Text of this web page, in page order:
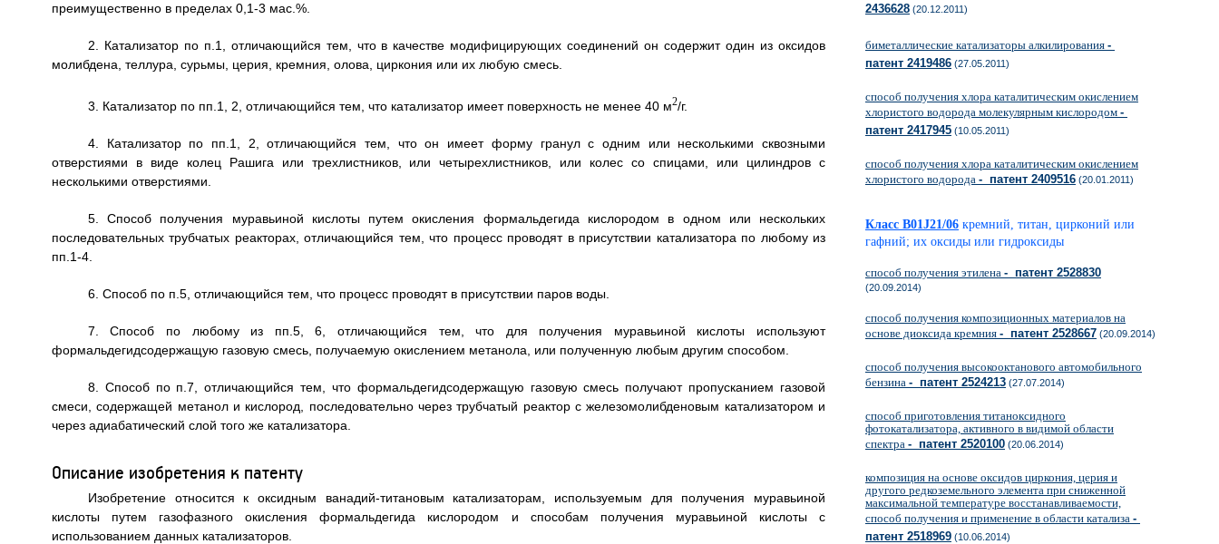
преимущественно в пределах 0,1-3 мас.%.
2. Катализатор по п.1, отличающийся тем, что в качестве модифицирующих соединений он содержит один из оксидов
молибдена, теллура, сурьмы, церия, кремния, олова, циркония или их любую смесь.
3. Катализатор по пп.1, 2, отличающийся тем, что катализатор имеет поверхность не менее 40 м2/г.
4. Катализатор по пп.1, 2, отличающийся тем, что он имеет форму гранул с одним или несколькими сквозными
отверстиями в виде колец Рашига или трехлистников, или четырехлистников, или колес со спицами, или цилиндров с
несколькими отверстиями.
5. Способ получения муравьиной кислоты путем окисления формальдегида кислородом в одном или нескольких
последовательных трубчатых реакторах, отличающийся тем, что процесс проводят в присутствии катализатора по любому из
пп.1-4.
6. Способ по п.5, отличающийся тем, что процесс проводят в присутствии паров воды.
7. Способ по любому из пп.5, 6, отличающийся тем, что для получения муравьиной кислоты используют
формальдегидсодержащую газовую смесь, получаемую окислением метанола, или полученную любым другим способом.
8. Способ по п.7, отличающийся тем, что формальдегидсодержащую газовую смесь получают пропусканием газовой
смеси, содержащей метанол и кислород, последовательно через трубчатый реактор с железомолибденовым катализатором и
через адиабатический слой того же катализатора.
Описание изобретения к патенту
Изобретение относится к оксидным ванадий-титановым катализаторам, используемым для получения муравьиной
кислоты путем газофазного окисления формальдегида кислородом и способам получения муравьиной кислоты с
использованием данных катализаторов.
2436628 (20.12.2011)
биметаллические катализаторы алкилирования -
патент 2419486 (27.05.2011)
способ получения хлора каталитическим окислением
хлористого водорода молекулярным кислородом -
патент 2417945 (10.05.2011)
способ получения хлора каталитическим окислением
хлористого водорода - патент 2409516 (20.01.2011)
Класс B01J21/06 кремний, титан, цирконий или
гафний; их оксиды или гидроксиды
способ получения этилена - патент 2528830
(20.09.2014)
способ получения композиционных материалов на
основе диоксида кремния - патент 2528667 (20.09.2014)
способ получения высокооктанового автомобильного
бензина - патент 2524213 (27.07.2014)
способ приготовления титаноксидного
фотокатализатора, активного в видимой области
спектра - патент 2520100 (20.06.2014)
композиция на основе оксидов циркония, церия и
другого редкоземельного элемента при сниженной
максимальной температуре восстанавливаемости,
способ получения и применение в области катализа -
патент 2518969 (10.06.2014)